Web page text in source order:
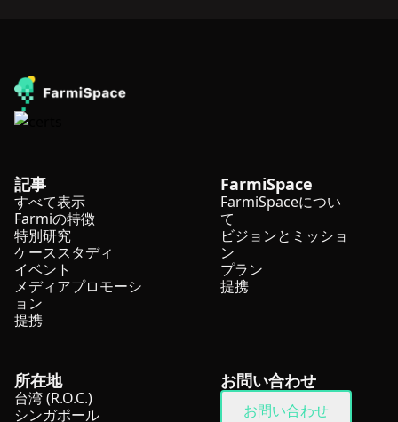
記事
すべて表示
Farmiの特徴
特別研究
ケーススタディ
イベント
メディアプロモーシ
ョン
提携
FarmiSpace
FarmiSpaceについ
て
ビジョンとミッショ
ン
プラン
提携
所在地
台湾 (R.O.C.)
シンガポール
お問い合わせ
お問い合わせ